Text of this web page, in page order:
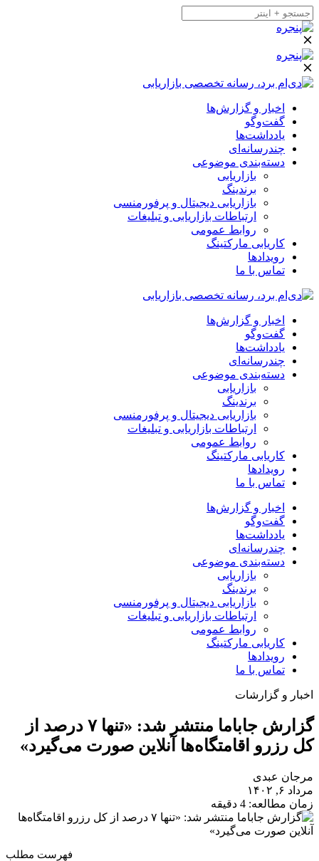
اخبار و گزارش‌ها
گفت‌وگو
یادداشت‌ها
چندرسانه‌ای
دسته‌بندی موضوعی
بازاریابی
برندینگ
بازاریابی دیجیتال و پرفورمنسی
ارتباطات بازاریابی و تبلیغات
روابط عمومی
کاریابی مارکتینگ
رویدادها
تماس با ما
اخبار و گزارش‌ها
گفت‌وگو
یادداشت‌ها
چندرسانه‌ای
دسته‌بندی موضوعی
بازاریابی
برندینگ
بازاریابی دیجیتال و پرفورمنسی
ارتباطات بازاریابی و تبلیغات
روابط عمومی
کاریابی مارکتینگ
رویدادها
تماس با ما
اخبار و گزارش‌ها
گفت‌وگو
یادداشت‌ها
چندرسانه‌ای
دسته‌بندی موضوعی
بازاریابی
برندینگ
بازاریابی دیجیتال و پرفورمنسی
ارتباطات بازاریابی و تبلیغات
روابط عمومی
کاریابی مارکتینگ
رویدادها
تماس با ما
اخبار و گزارشات
گزارش جاباما منتشر شد: «تنها ۷ درصد از
کل رزرو اقامتگاه‌ها آنلاین صورت می‌گیرد»
مرجان عبدی
مرداد ۶, ۱۴۰۲
زمان مطالعه: 4 دقیقه
فهرست مطلب